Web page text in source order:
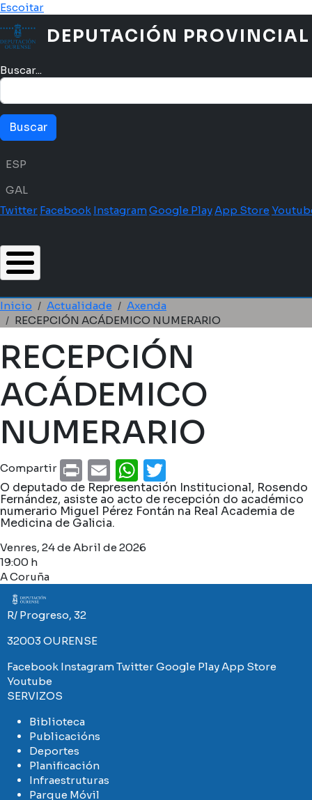
Ir o contido principal
Escoitar
DEPUTACIÓN PROVINCIAL
Buscar...
Menú idioma
ESP
GAL
Twitter Facebook InstagramGoogle PlayApp Store
Miga de pan
Inicio Actualidade
Axenda
RECEPCIÓN ACÁDEMICO NUMERARIO
RECEPCIÓN
ACÁDEMICO
NUMERARIO
Compartir PrintEmailWhatsApp
O deputado de Representación Institucional, Rosendo
Fernández, asiste ao acto de recepción do académico
numerario Miguel Pérez Fontán na Real Academia de
Medicina de Galicia.
Venres, 24 de Abril de 2026
19:00 h
A Coruña
Imaxe
R/ Progreso, 32
32003 OURENSE
Facebook InstagramTwitterGoogle PlayApp Store
Youtube
SERVIZOS
Biblioteca
Publicacións
Deportes
Planificación
Infraestruturas
Parque Móvil